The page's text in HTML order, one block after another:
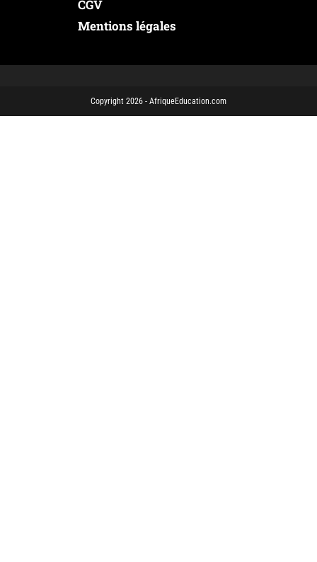
CGV
Mentions légales
Copyright 2026 - AfriqueEducation.com